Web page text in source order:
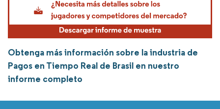
Obtenga más información sobre la industria de
Pagos en Tiempo Real de Brasil en nuestro
informe completo